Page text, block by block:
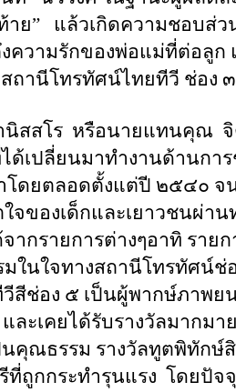
าย”
แล้วเกิดความชอบส่ว
งความรักของพ่อแม่ที่ต่อ
ถานีโทรทัศน์ไทยทีวี ช่อง
นิสสโร หรือนายแทนคุณ
ด้เปลี่ยนมาทำงานด้านกา
โดยตลอดตั้งแต่ปี ๒๕๔๐
จของเด็กและเยาวชนผ่า
ากรายการต่างๆอาทิ ราย
มในใจทางสถานีโทรทัศน์
สีช่อง ๕ เป็นผู้พากษ์ภาพย
และเคยได้รับรางวัลมากมา
คุณธรรม รางวัลทูตพิทักษ์
ที่ถูกกระทำรุนแรง โดยปัจ